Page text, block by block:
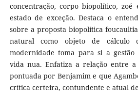
concentração, corpo biopolítico, zoé
estado de exceção. Destaca o
sobre a proposta biopolítica
natural como objeto de cálculo
modernidade toma para si a
vida nua. Enfatiza a relação entre
pontuada por Benjamim e que
crítica certeira, contundente e atual